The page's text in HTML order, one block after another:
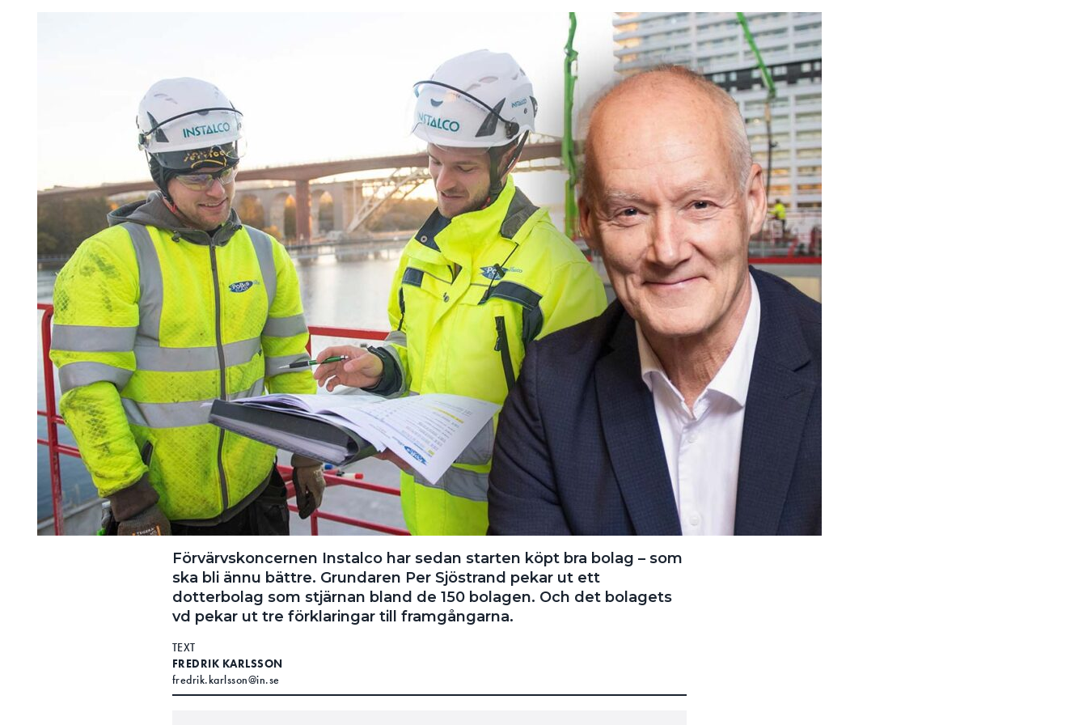
Förvärvskoncernen Instalco har sedan starten köpt bra bolag – som
ska bli ännu bättre. Grundaren Per Sjöstrand pekar ut ett
dotterbolag som stjärnan bland de 150 bolagen. Och det bolagets
vd pekar ut tre förklaringar till framgångarna.
TEXT
FREDRIK KARLSSON
fredrik.karlsson@in.se